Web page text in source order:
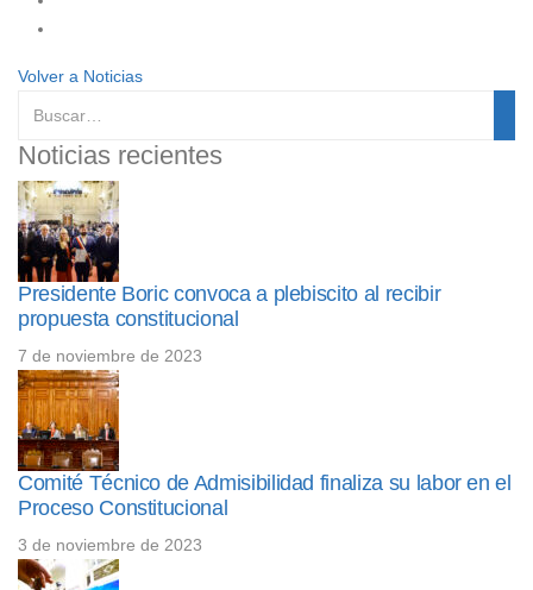
Volver a Noticias
Noticias recientes
Presidente Boric convoca a plebiscito al recibir
propuesta constitucional
7 de noviembre de 2023
Comité Técnico de Admisibilidad finaliza su labor en el
Proceso Constitucional
3 de noviembre de 2023